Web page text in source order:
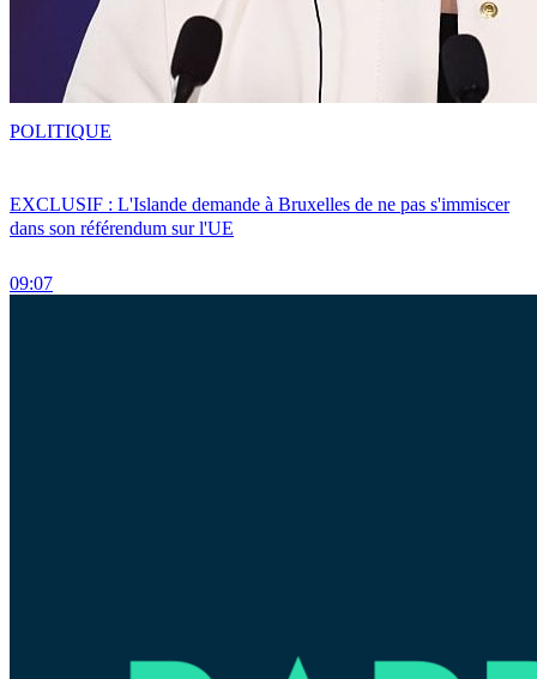
EXCLUSIF : L'Islande demande à Bruxelles de ne pas s'immiscer
dans son référendum sur l'UE
09:07
POLITIQUE